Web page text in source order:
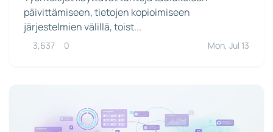
päivittämiseen, tietojen kopioimiseen
järjestelmien välillä, toist...
3,637 0 Mon, Jul 13